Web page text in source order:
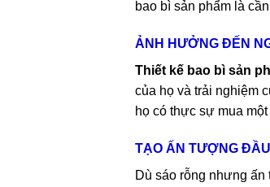
bao bì sản phẩm là
ẢNH HƯỞNG ĐẾN
Thiết kế bao bì sản
của họ và trải nghiệm
họ có thực sự mua
TẠO ẤN TƯỢNG
Dù sáo rỗng nhưng